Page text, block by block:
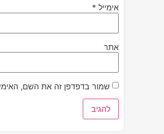
אימייל *
אתר
שמור בדפדפן זה את השם,